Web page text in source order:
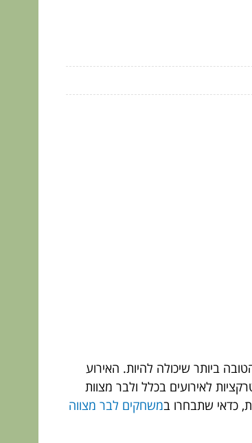
ביותר שיכולה להיות. האירוע
את בר המצווה הוא נער בן 13. ניתן למצוא כיום מגוון אטרקציות לאירועים בכלל ולבר מצוות
כדאי שתבחרו במשחקים לבר מצווה